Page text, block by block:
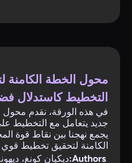
محول الخطة الكامنة
التخطيط كاستدلال
في هذه الورقة، نقدم محول
جديد يتعامل مع التخطيط
يجمع نهجنا بين نقاط قوة
الكامنة لتحقيق تخطيط قوي
Authors: ديكيان كونغ،